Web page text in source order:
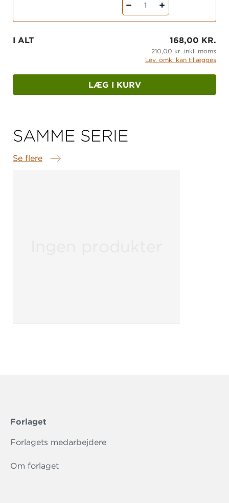
1
I ALT 168,00 KR.
210,00 kr. inkl. moms
Lev. omk. kan tillægges
LÆG I KURV
SAMME SERIE
Se flere
Samme serie
Forlaget
Forlagets medarbejdere
Om forlaget